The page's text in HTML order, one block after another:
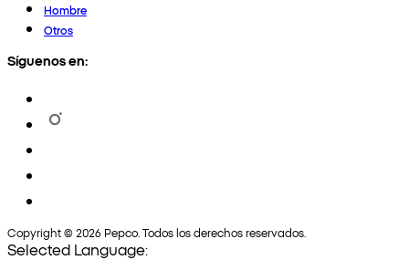
Hombre
Otros
Síguenos en:
Copyright © 2026 Pepco. Todos los derechos reservados.
Selected Language: